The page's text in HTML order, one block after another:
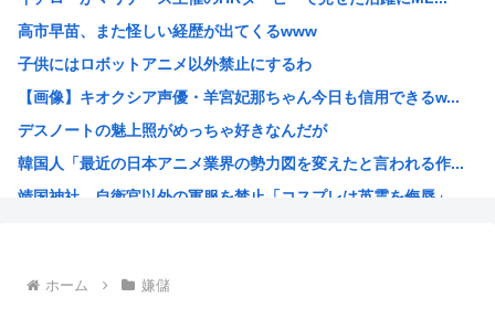
【悲報】休日BBQ上司さん「ワイくん！焼肉のタレ買ってき...
【衝撃】ハンターハンターの新能力「ムテキング」、ガチで最...
【悲報】ハンターハンターの新能力「ムテキング」、ガチで最...
【悲報】理系女子「ガンダムってさぁ、頭の“バルカン”意味...
【悲報】吉岡里帆、アドリブで俳優の手を取りおっぱいに押し...
【クレーマー】「研いでもらったら刃が1mm小さくなった」...
高市早苗、また怪しい経歴が出てくるwww
子供にはロボットアニメ以外禁止にするわ
【画像】キオクシア声優・羊宮妃那ちゃん今日も信用できるw...
デスノートの魅上照がめっちゃ好きなんだが
韓国人「最近の日本アニメ業界の勢力図を変えたと言われる作...
靖国神社、自衛官以外の軍服を禁止「コスプレは英霊を侮辱」
ダンジョン飯のキャラいい子ばっかりでほんとに癒される
ホーム 嫌儲